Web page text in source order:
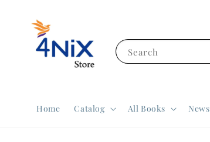
Search
Home Catalog All Books News